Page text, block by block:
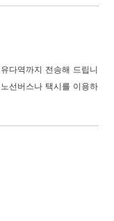
다역까지 전송해 드립니
선버스나 택시를 이용하